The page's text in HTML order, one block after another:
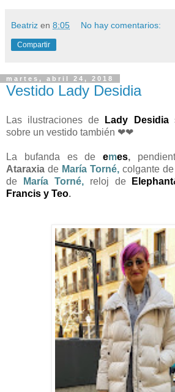
Beatriz en 8:05 No hay comentarios:
Compartir
martes, abril 24, 2018
Vestido Lady Desidia
Las ilustraciones de Lady Desidia
sobre un vestido también ❤❤
La bufanda es de emes,
Ataraxia de María Torné, colgante
de
María Torné,reloj de
Francis y Teo.